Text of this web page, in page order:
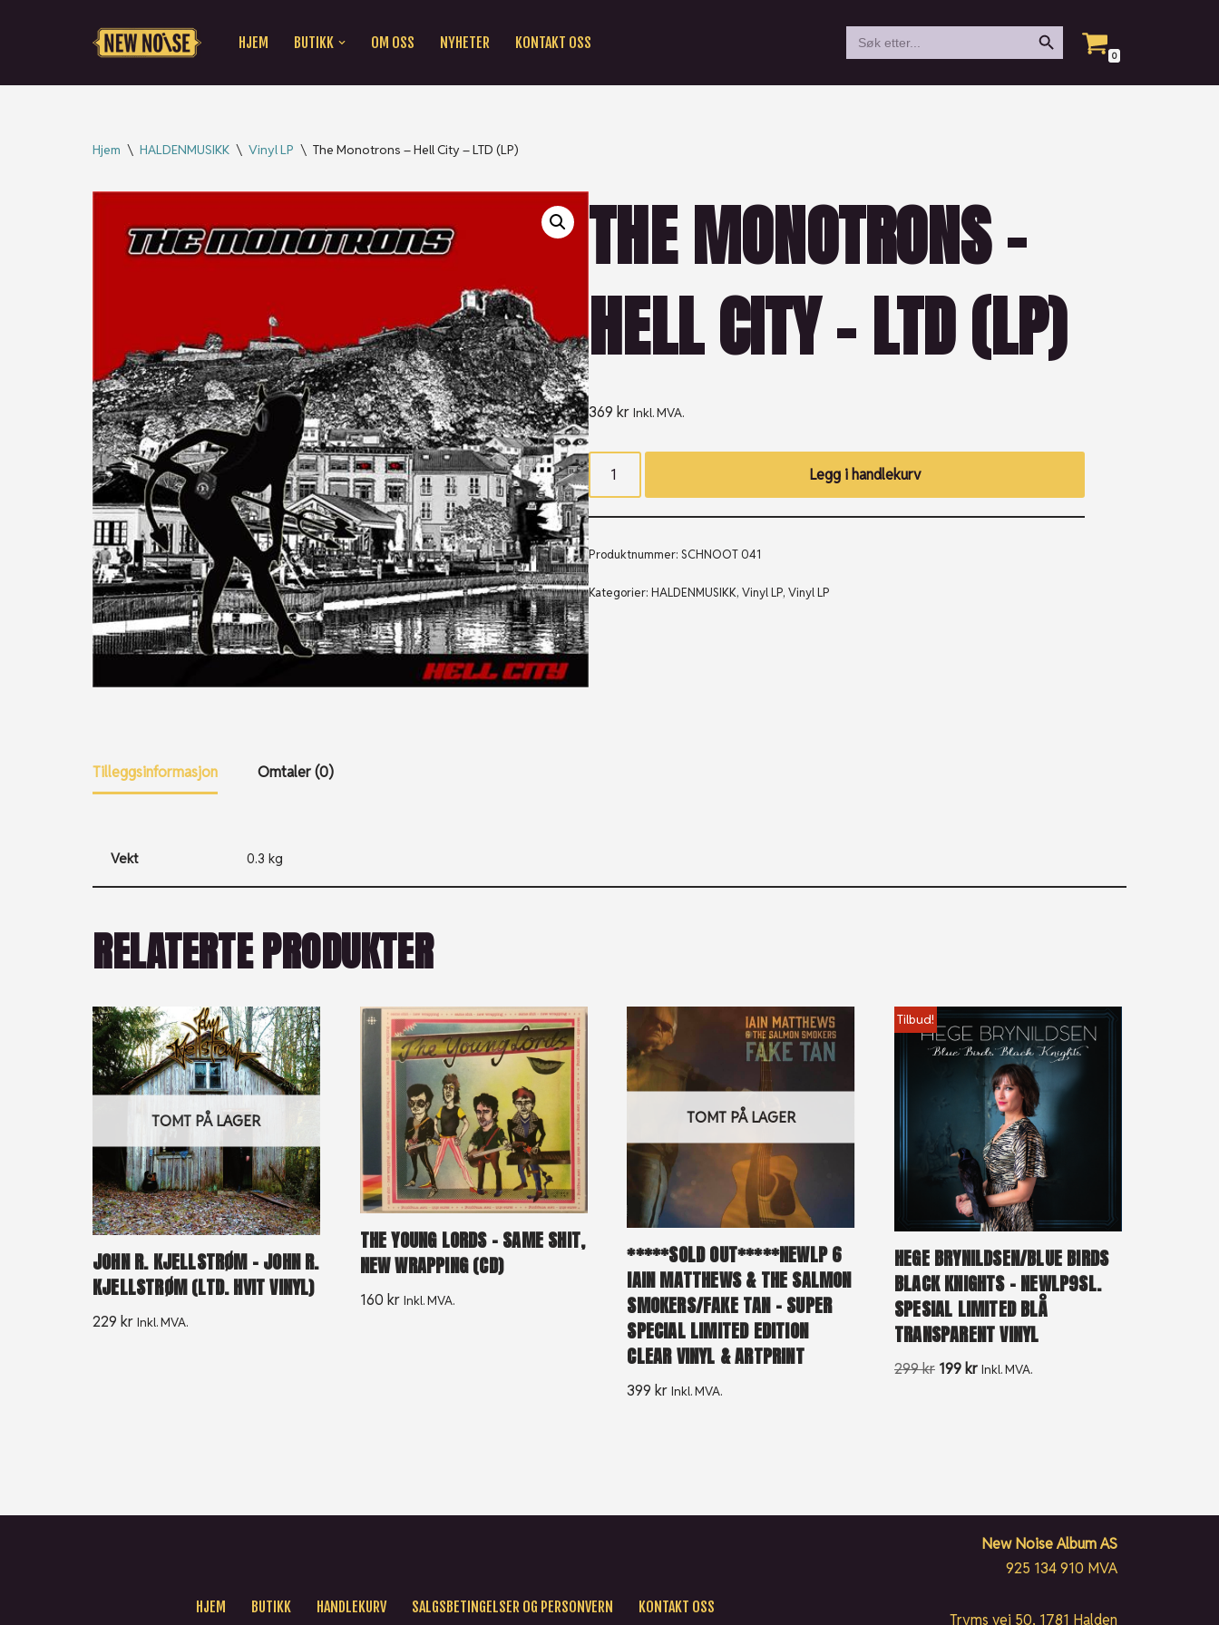
HJEM BUTIKK OM OSS NYHETER KONTAKT OSS
Search
for:
Search Button
0
Hjem \ HALDENMUSIKK \ Vinyl LP \ The Monotrons – Hell City – LTD (LP)
THE MONOTRONS –
HELL CITY – LTD (LP)
369 kr Inkl. MVA.
Legg i handlekurv
Produktnummer:SCHNOOT 041
Kategorier:HALDENMUSIKK,Vinyl LP,Vinyl LP
Tilleggsinformasjon Omtaler (0)
Vekt 0.3 kg
RELATERTE PRODUKTER
TOMT PÅ LAGER
JOHN R. KJELLSTRØM – JOHN R.
KJELLSTRØM (LTD. HVIT VINYL)
229 kr Inkl. MVA.
THE YOUNG LORDS – SAME SHIT,
NEW WRAPPING (CD)
160 kr Inkl. MVA.
TOMT PÅ LAGER
*****SOLD OUT*****NEWLP 6
IAIN MATTHEWS & THE SALMON
SMOKERS/FAKE TAN – SUPER
SPECIAL LIMITED EDITION
CLEAR VINYL & ARTPRINT
399kr Inkl. MVA.
Tilbud!
HEGE BRYNILDSEN/BLUE BIRDS
BLACK KNIGHTS – NEWLP9SL.
SPESIAL LIMITED BLÅ
TRANSPARENT VINYL
299kr 199 kr Inkl. MVA.
HJEM BUTIKK HANDLEKURV SALGSBETINGELSER OG PERSONVERN KONTAKT OSS
New Noise Album AS
925 134 910 MVA
Tryms vei 50, 1781 Halden